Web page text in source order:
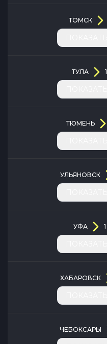
ТОМСК
ТУЛА 1
ТЮМЕНЬ
УЛЬЯНОВСК
УФА 1
ХАБАРОВСК
ЧЕБОКСАРЫ